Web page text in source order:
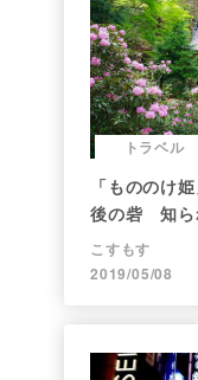
トラベル
「もののけ
後の砦 知ら
こすもす
2019/05/08